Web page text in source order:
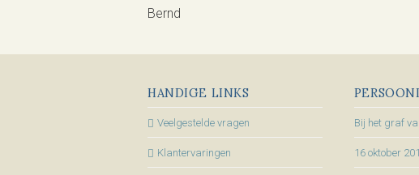
Bernd
HANDIGE LINKS
Veelgestelde vragen
Klantervaringen
Bij het graf
16 oktober